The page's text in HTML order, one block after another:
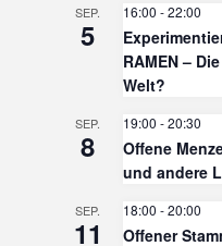
SEP.
5
16:00 -22:00
RAMEN –
Welt?
SEP.
8
19:00 -20:30
Offene
und andere
SEP.
11
18:00 -20:00
Offener